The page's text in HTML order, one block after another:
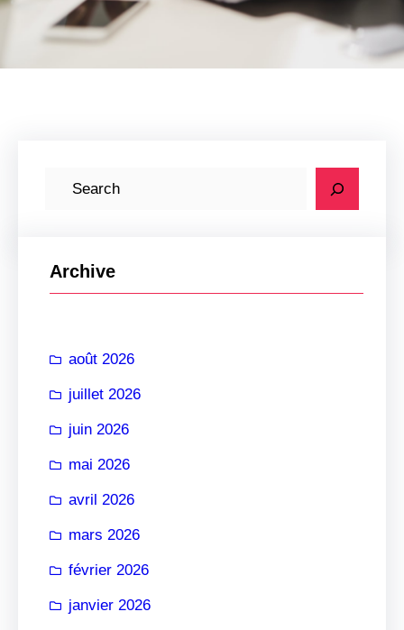
h
e
Archive
août 2026
juillet 2026
juin 2026
mai 2026
avril 2026
mars 2026
février 2026
janvier 2026